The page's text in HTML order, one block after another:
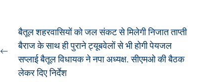
Post
navigation
Previous
post:
बैतूल शहरवासियों को जल संकट से मिलेगी निजात ताप्ती
बैराज के साथ ही पुराने ट्यूबवेलों से भी होगी पेयजल
सप्लाई बैतूल विधायक ने नपा अध्यक्ष. सीएमओ की बैठक
लेकर दिए निर्देश